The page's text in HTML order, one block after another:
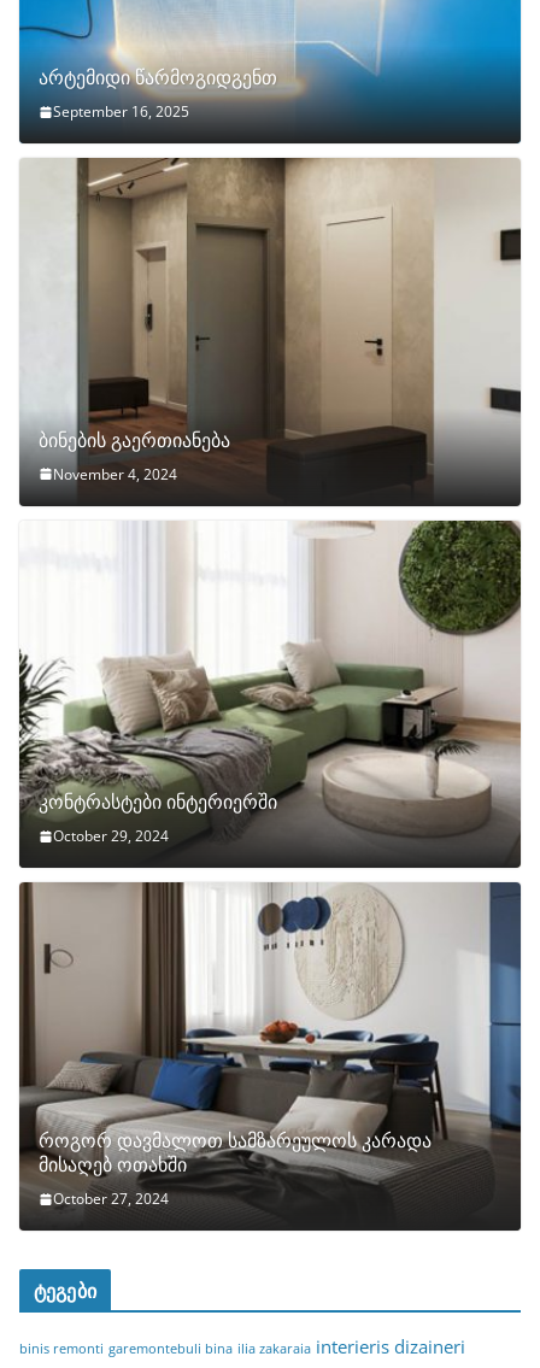
არტემიდი წარმოგიდგენთ
September 16, 2025
ბინების გაერთიანება
November 4, 2024
კონტრასტები ინტერიერში
October 29, 2024
როგორ დავმალოთ სამზარეულოს კარადა
მისაღებ ოთახში
October 27, 2024
ტეგები
binis remonti garemontebuli bina ilia zakaraia interieris dizaineri